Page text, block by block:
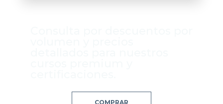
COMPRAR